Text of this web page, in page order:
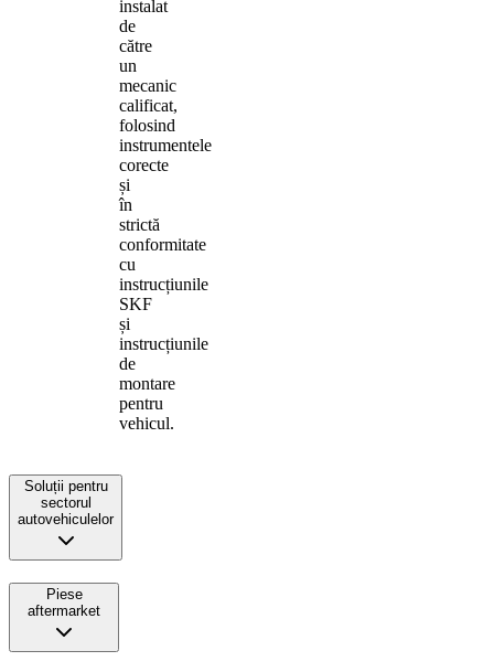
instalat
de
către
un
mecanic
calificat,
folosind
instrumentele
corecte
și
în
strictă
conformitate
cu
instrucțiunile
SKF
și
instrucțiunile
de
montare
pentru
vehicul.
Soluții pentru
sectorul
autovehiculelor
Piese
aftermarket